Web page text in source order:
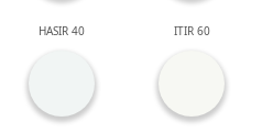
HASIR 40 ITIR 60